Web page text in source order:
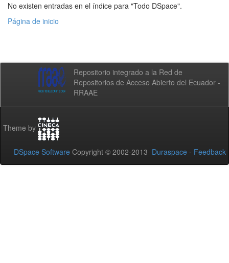
No existen entradas en el índice para "Todo DSpace".
Página de inicio
Repositorio integrado a la Red de
Repositorios de Acceso Abierto del Ecuador -
RRAAE
Theme by
DSpace Software Copyright © 2002-2013 Duraspace - Feedback